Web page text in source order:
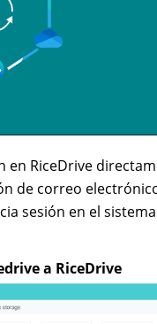
en RiceDrive
de correo
sesión en el
a RiceDrive